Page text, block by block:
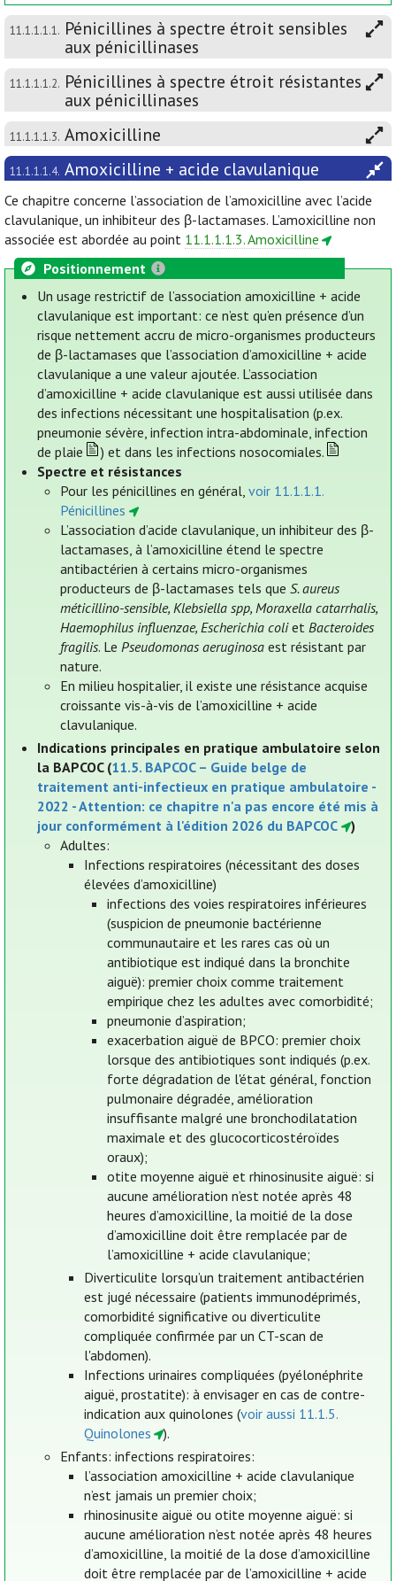
11.1.1.1.1. Pénicillines à spectre étroit sensibles
aux pénicillinases
11.1.1.1.2. Pénicillines à spectre étroit résistantes
aux pénicillinases
11.1.1.1.3. Amoxicilline
11.1.1.1.4. Amoxicilline + acide clavulanique
Ce chapitre concerne l’association de l’amoxicilline avec l’acide
clavulanique, un inhibiteur des β-lactamases. L’amoxicilline non
associée est abordée au point 11.1.1.1.3. Amoxicilline
Positionnement
Un usage restrictif de l’association amoxicilline + acide
clavulanique est important: ce n’est qu’en présence d’un
risque nettement accru de micro-organismes producteurs
de β-lactamases que l’association d’amoxicilline + acide
clavulanique a une valeur ajoutée. L’association
d’amoxicilline + acide clavulanique est aussi utilisée dans
des infections nécessitant une hospitalisation (p.ex.
pneumonie sévère, infection intra-abdominale, infection
de plaie
) et dans les infections nosocomiales.
Spectre et résistances
Pour les pénicillines en général,voir 11.1.1.1.
Pénicillines
L’association d’acide clavulanique, un inhibiteur des β-
lactamases, à l’amoxicilline étend le spectre
antibactérien à certains micro-organismes
producteurs de β-lactamases tels queS. aureus
méticillino-sensible, Klebsiella spp, Moraxella catarrhalis,
Haemophilus influenzae, Escherichia coliet Bacteroides
fragilis. Le Pseudomonas aeruginosa est résistant par
nature.
En milieu hospitalier, il existe une résistance acquise
croissante vis-à-vis de l’amoxicilline + acide
clavulanique.
Indications principales en pratique ambulatoire selon
la BAPCOC (11.5. BAPCOC – Guide belge de
traitement anti-infectieux en pratique ambulatoire -
2022 - Attention: ce chapitre n'a pas encore été mis à
jour conformément à l'édition 2026 du BAPCOC
)
Adultes:
Infections respiratoires (nécessitant des doses
élevées d’amoxicilline)
infections des voies respiratoires inférieures
(suspicion de pneumonie bactérienne
communautaire et les rares cas où un
antibiotique est indiqué dans la bronchite
aiguë): premier choix comme traitement
empirique chez les adultes avec comorbidité;
pneumonie d’aspiration;
exacerbation aiguë de BPCO: premier choix
lorsque des antibiotiques sont indiqués (p.ex.
forte dégradation de l'état général, fonction
pulmonaire dégradée, amélioration
insuffisante malgré une bronchodilatation
maximale et des glucocorticostéroïdes
oraux);
otite moyenne aiguë et rhinosinusite aiguë: si
aucune amélioration n’est notée après 48
heures d’amoxicilline, la moitié de la dose
d’amoxicilline doit être remplacée par de
l’amoxicilline + acide clavulanique;
Diverticulite lorsqu’un traitement antibactérien
est jugé nécessaire (patients immunodéprimés,
comorbidité significative ou diverticulite
compliquée confirmée par un CT-scan de
l'abdomen).
Infections urinaires compliquées (pyélonéphrite
aiguë, prostatite): à envisager en cas de contre-
indication aux quinolones (voir aussi 11.1.5.
Quinolones
).
Enfants: infections respiratoires:
l’association amoxicilline + acide clavulanique
n’est jamais un premier choix;
rhinosinusite aiguë ou otite moyenne aiguë: si
aucune amélioration n’est notée après 48 heures
d’amoxicilline, la moitié de la dose d’amoxicilline
doit être remplacée par de l’amoxicilline + acide